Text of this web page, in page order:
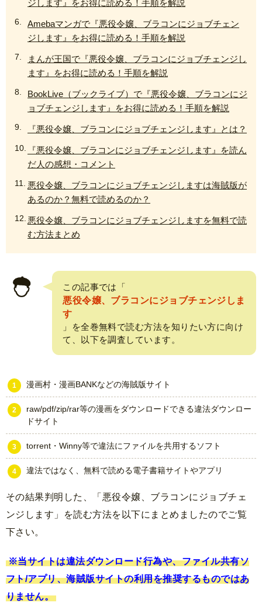
ジします』をお得に読める！手順を解説
Amebaマンガで『悪役令嬢、ブラコンにジョブチェン
ジします』をお得に読める！手順を解説
まんが王国で『悪役令嬢、ブラコンにジョブチェンジし
ます』をお得に読める！手順を解説
BookLive（ブックライブ）で『悪役令嬢、ブラコンにジ
ョブチェンジします』をお得に読める！手順を解説
『悪役令嬢、ブラコンにジョブチェンジします』とは？
『悪役令嬢、ブラコンにジョブチェンジします』を読ん
だ人の感想・コメント
悪役令嬢、ブラコンにジョブチェンジしますは海賊版が
あるのか？無料で読めるのか？
悪役令嬢、ブラコンにジョブチェンジしますを無料で読
む方法まとめ
この記事では「
悪役令嬢、ブラコンにジョブチェンジしま
す
」を全巻無料で読む方法を知りたい方に向け
て、以下を調査しています。
漫画村・漫画BANKなどの海賊版サイト
raw/pdf/zip/rar等の漫画をダウンロードできる違法ダウンロー
ドサイト
torrent・Winny等で違法にファイルを共用するソフト
違法ではなく、無料で読める電子書籍サイトやアプリ
その結果判明した、「悪役令嬢、ブラコンにジョブチェ
ンジします」を読む方法を以下にまとめましたのでご覧
下さい。
※当サイトは違法ダウンロード行為や、ファイル共有ソ
フト/アプリ、海賊版サイトの利用を推奨するものではあ
りません。